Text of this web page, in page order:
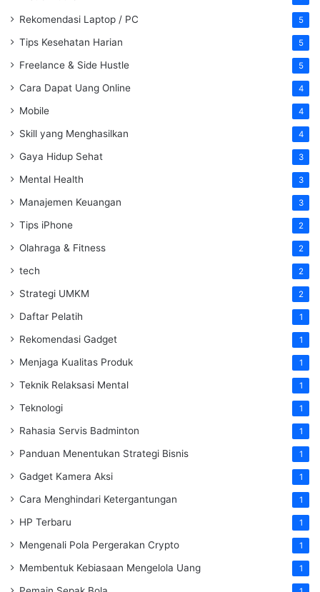
Rekomendasi Laptop / PC 5
Tips Kesehatan Harian 5
Freelance & Side Hustle 5
Cara Dapat Uang Online 4
Mobile 4
Skill yang Menghasilkan 4
Gaya Hidup Sehat 3
Mental Health 3
Manajemen Keuangan 3
Tips iPhone 2
Olahraga & Fitness 2
tech 2
Strategi UMKM 2
Daftar Pelatih 1
Rekomendasi Gadget 1
Menjaga Kualitas Produk 1
Teknik Relaksasi Mental 1
Teknologi 1
Rahasia Servis Badminton 1
Panduan Menentukan Strategi Bisnis 1
Gadget Kamera Aksi 1
Cara Menghindari Ketergantungan 1
HP Terbaru 1
Mengenali Pola Pergerakan Crypto 1
Membentuk Kebiasaan Mengelola Uang 1